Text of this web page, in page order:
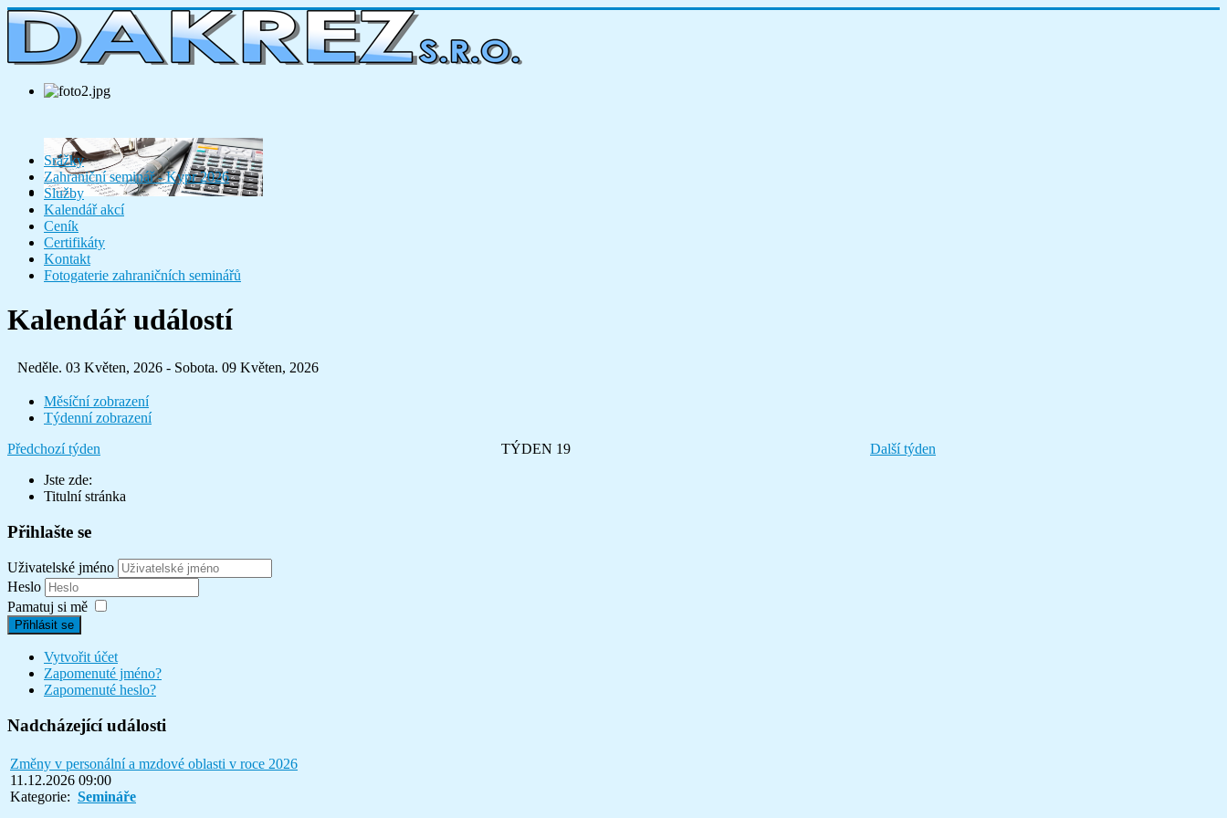
Srážky
Zahraniční seminář - Kypr 2026
Služby
Kalendář akcí
Ceník
Certifikáty
Kontakt
Fotogaterie zahraničních seminářů
Kalendář událostí
Neděle. 03 Květen, 2026 - Sobota. 09 Květen, 2026
Měsíční zobrazení
Týdenní zobrazení
Předchozí týden
TÝDEN 19
Další týden
Jste zde:
Titulní stránka
Přihlašte se
Uživatelské jméno
Heslo
Pamatuj si mě
Přihlásit se
Vytvořit účet
Zapomenuté jméno?
Zapomenuté heslo?
Nadcházející události
Změny v personální a mzdové oblasti v roce 2026
11.12.2026 09:00
Kategorie: Semináře